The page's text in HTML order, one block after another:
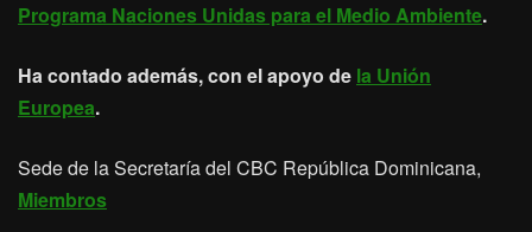
Programa Naciones Unidas para el Medio Ambiente.
Ha contado además, con el apoyo de la Unión
Europea.
Sede de la Secretaría del CBC República Dominicana,
Miembros